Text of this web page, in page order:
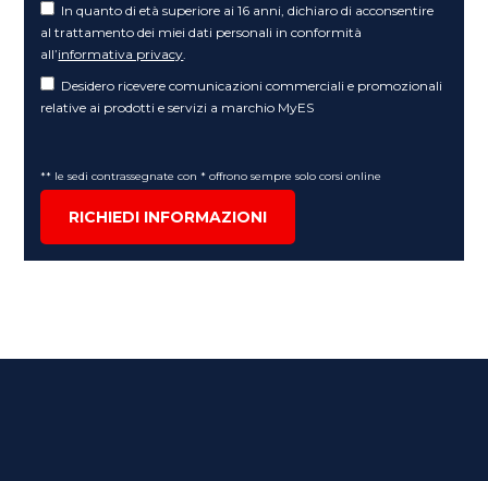
In quanto di età superiore ai 16 anni, dichiaro di acconsentire
al trattamento dei miei dati personali in conformità
all’informativa privacy
Desidero ricevere comunicazioni commerciali e promozionali
relative ai prodotti e servizi a marchio MyES
** le sedi contrassegnate con * offrono sempre solo corsi online
RICHIEDI INFORMAZIONI